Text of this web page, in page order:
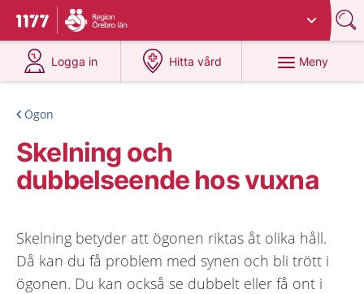
Till startsidan för 1177
Du har valt region
Logga in
på 1177.se
Hitta vård
på 1177.se
Meny
Ögon
Skelning och
dubbelseende hos vuxna
Skelning betyder att ögonen riktas åt olika håll.
Då kan du få problem med synen och bli trött i
ögonen. Du kan också se dubbelt eller få ont i